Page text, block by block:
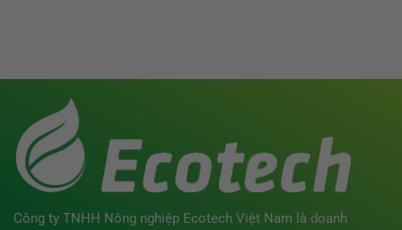
Công ty TNHH Nông nghiệp Ecotech Việt Nam là doanh